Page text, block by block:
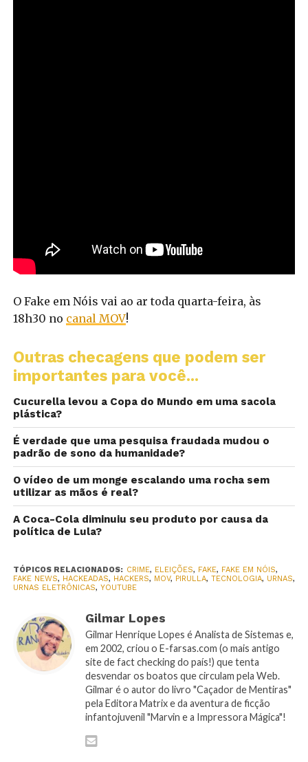
O Fake em Nóis vai ao ar toda quarta-feira, às
18h30 no canal MOV!
Outras checagens que podem ser
importantes para você...
Cucurella levou a Copa do Mundo em uma sacola
plástica?
É verdade que uma pesquisa fraudada mudou o
padrão de sono da humanidade?
O vídeo de um monge escalando uma rocha sem
utilizar as mãos é real?
A Coca-Cola diminuiu seu produto por causa da
política de Lula?
TÓPICOS RELACIONADOS: CRIME, ELEIÇÕES, FAKE, FAKE EM NÓIS,
FAKE NEWS, HACKEADAS, HACKERS, MOV, PIRULLA, TECNOLOGIA, URNAS,
URNAS ELETRÔNICAS, YOUTUBE
Gilmar Lopes
Gilmar Henrique Lopes é Analista de Sistemas e,
em 2002, criou o E-farsas.com (o mais antigo
site de fact checking do país!) que tenta
desvendar os boatos que circulam pela Web.
Gilmar é o autor do livro "Caçador de Mentiras"
pela Editora Matrix e da aventura de ficção
infantojuvenil "Marvin e a Impressora Mágica"!